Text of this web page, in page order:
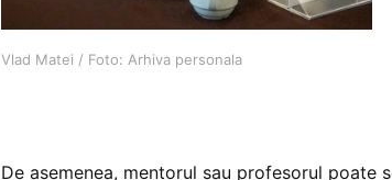
Vlad Matei / Foto: Arhiva personala
De asemenea, mentorul sau profesorul poate